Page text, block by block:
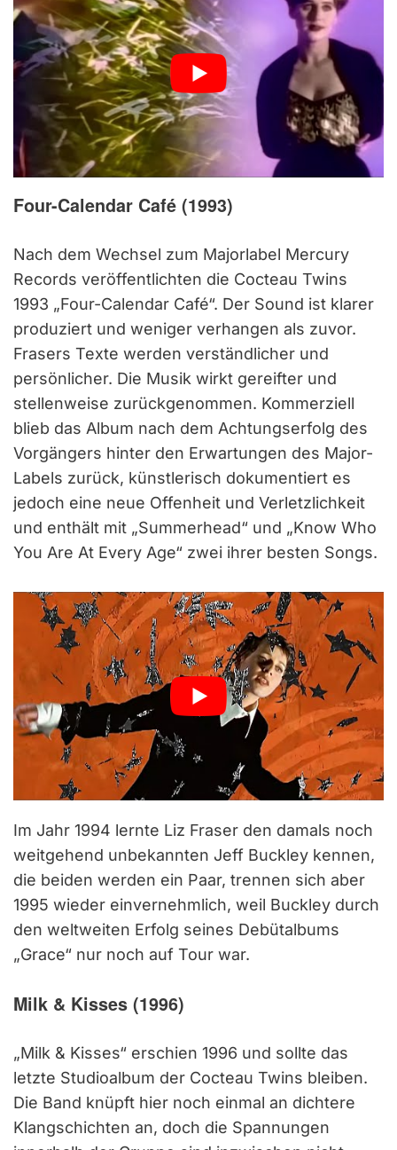
Four-Calendar Café (1993)
Nach dem Wechsel zum Majorlabel Mercury
Records veröffentlichten die Cocteau Twins
1993 „Four-Calendar Café“. Der Sound ist klarer
produziert und weniger verhangen als zuvor.
Frasers Texte werden verständlicher und
persönlicher. Die Musik wirkt gereifter und
stellenweise zurückgenommen. Kommerziell
blieb das Album nach dem Achtungserfolg des
Vorgängers hinter den Erwartungen des Major-
Labels zurück, künstlerisch dokumentiert es
jedoch eine neue Offenheit und Verletzlichkeit
und enthält mit „Summerhead“ und „Know Who
You Are At Every Age“ zwei ihrer besten Songs.
Im Jahr 1994 lernte Liz Fraser den damals noch
weitgehend unbekannten Jeff Buckley kennen,
die beiden werden ein Paar, trennen sich aber
1995 wieder einvernehmlich, weil Buckley durch
den weltweiten Erfolg seines Debütalbums
„Grace“ nur noch auf Tour war.
Milk & Kisses (1996)
„Milk & Kisses“ erschien 1996 und sollte das
letzte Studioalbum der Cocteau Twins bleiben.
Die Band knüpft hier noch einmal an dichtere
Klangschichten an, doch die Spannungen